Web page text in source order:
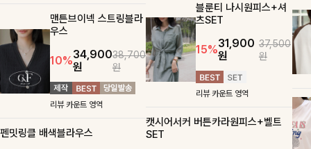
맨튼브이넥 스트링블라
우스
10%34,900
원
38,700
원
리뷰 카운트 영역
펜밋링클 배색블라우스
블룬티 나시원피스+셔
츠SET
15%31,900
원
37,500
원
리뷰 카운트 영역
캣시어서커 버튼카라원피스+벨트
SET